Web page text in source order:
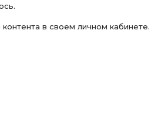
в своем личном кабинете.